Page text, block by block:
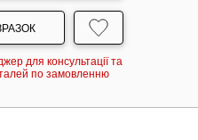
для консультації та
по замовленню